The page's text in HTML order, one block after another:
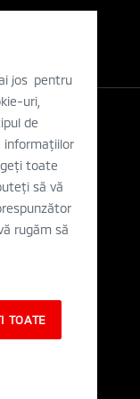
jos pentru
uri,
de
informațiilor
toate
să vă
rugăm să
TOATE